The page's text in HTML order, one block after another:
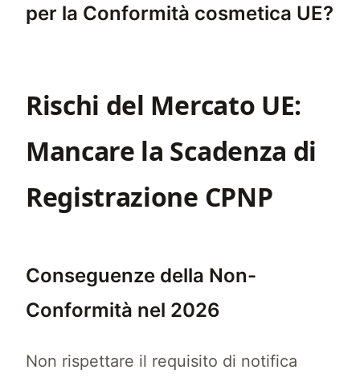
per la Conformità cosmetica UE?
Rischi del Mercato UE:
Mancare la Scadenza di
Registrazione CPNP
Conseguenze della Non-
Conformità nel 2026
Non rispettare il requisito di notifica